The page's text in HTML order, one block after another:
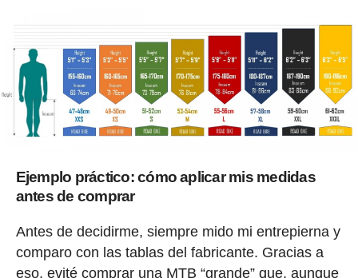
Ejemplo práctico: cómo aplicar mis medidas
antes de comprar
Antes de decidirme, siempre mido mi entrepierna y
comparo con las tablas del fabricante. Gracias a
eso, evité comprar una MTB “grande” que, aunque